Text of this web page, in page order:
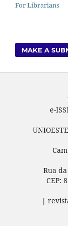
For Librarians
MAKE A
e-
Rua
CEP:
|